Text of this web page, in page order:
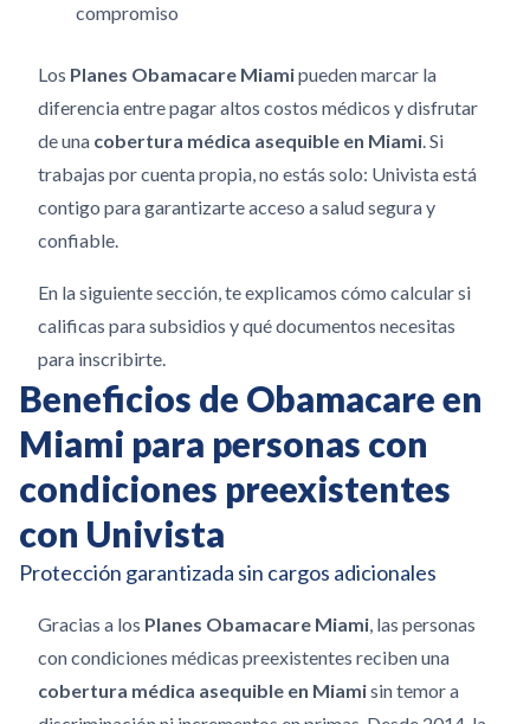
compromiso
Los Planes Obamacare Miamipueden marcar la
diferencia entre pagar altos costos médicos y disfrutar
de una cobertura médica asequible en Miami. Si
trabajas por cuenta propia, no estás solo: Univista está
contigo para garantizarte acceso a salud segura y
confiable.
En la siguiente sección, te explicamos cómo calcular si
calificas para subsidios y qué documentos necesitas
para inscribirte.
Beneficios de Obamacare en
Miami para personas con
condiciones preexistentes
con Univista
Protección garantizada sin cargos adicionales
Gracias a los Planes Obamacare Miami, las personas
con condiciones médicas preexistentes reciben una
cobertura médica asequible en Miamisin temor a